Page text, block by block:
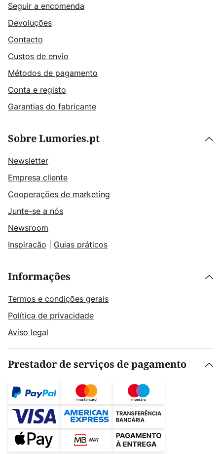
Seguir a encomenda
Devoluções
Contacto
Custos de envio
Métodos de pagamento
Conta e registo
Garantias do fabricante
Sobre Lumories.pt
Newsletter
Empresa cliente
Cooperações de marketing
Junte-se a nós
Newsroom
Inspiração
Guias práticos
Informações
Termos e condições gerais
Política de privacidade
Aviso legal
Prestador de serviços de pagamento